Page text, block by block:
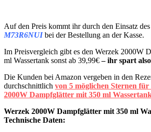
Auf den Preis kommt ihr durch den Einsatz
M73R6NUIbei der Bestellung an der Kasse.
Im Preisvergleich gibt es den Werzek 2000W
ml Wassertank sonst ab 39,99€– ihr spart
Die Kunden bei Amazon vergeben in den
durchschnittlich von 5 möglichen Sternen für
2000W Dampfglätter mit 350 ml
Werzek 2000W Dampfglätter mit 350 ml
Technische Daten: